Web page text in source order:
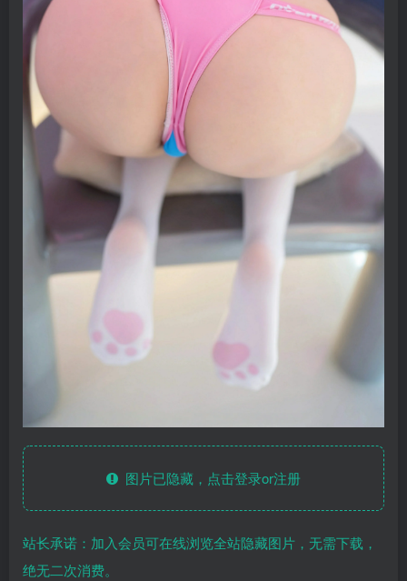
图片已隐藏，点击登录or注册
站长承诺：加入会员可在线浏览全站隐藏图片，无需下载，
绝无二次消费。